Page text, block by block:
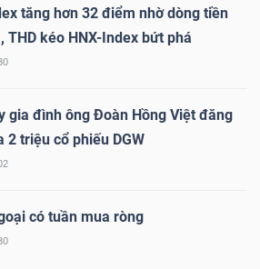
tăng hơn 32 điểm nhờ dòng tiền
THD kéo HNX-Index bứt phá
gia đình ông Đoàn Hồng Việt đăng
2 triệu cổ phiếu DGW
có tuần mua ròng